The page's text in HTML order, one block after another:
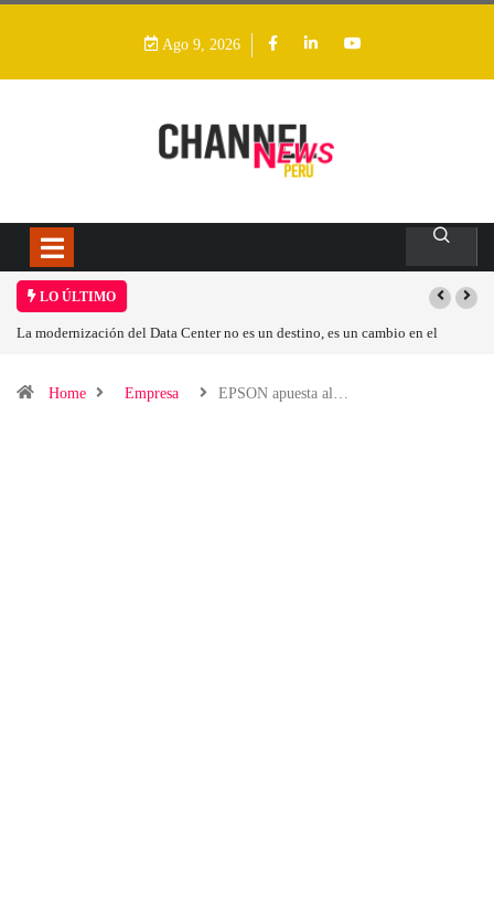
Ago 9, 2026
LO ÚLTIMO
La modernización del Data Center no es un destino, es un cambio en el
Home
Empresa EPSON apuesta al…